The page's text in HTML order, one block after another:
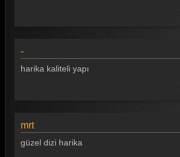
Gönül Dağı 86. Bölüm
Gönül Dağı 83. Bölüm
-
harika kaliteli yapı
mrt
güzel dizi harika